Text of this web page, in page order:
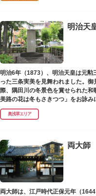
明治天
明治6年（1873）、明治天皇は元勲
った三条実美を見舞われました。
際、隅田川の冬景色を賞せられた
美路の花は冬もさきつつ」をお詠
にあります。
奥浅草エリア
両大師
両大師は、江戸時代正保元年（